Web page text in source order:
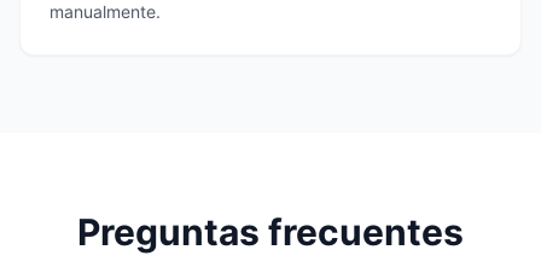
manualmente.
Preguntas frecuentes